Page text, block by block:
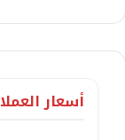
أسعار